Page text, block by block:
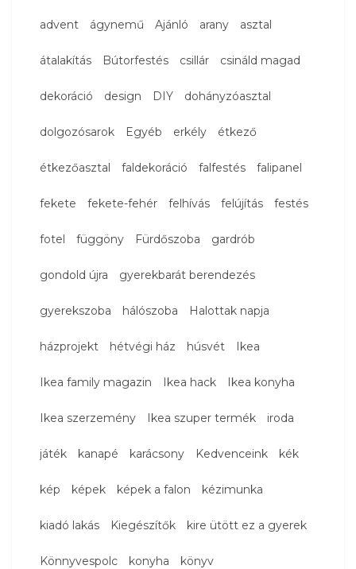
advent ágynemű Ajánló arany asztal
átalakítás Bútorfestés csillár csináld magad
dekoráció design DIY dohányzóasztal
dolgozósarok Egyéb erkély étkező
étkezőasztal faldekoráció falfestés falipanel
fekete fekete-fehér felhívás felújítás festés
fotel függöny Fürdőszoba gardrób
gondold újra gyerekbarát berendezés
gyerekszoba hálószoba Halottak napja
házprojekt hétvégi ház húsvét Ikea
Ikea family magazin Ikea hack Ikea konyha
Ikea szerzemény Ikea szuper termék iroda
játék kanapé karácsony Kedvenceink kék
kép képek képek a falon kézimunka
kiadó lakás Kiegészítők kire ütött ez a gyerek
Könnyvespolc konyha könyv